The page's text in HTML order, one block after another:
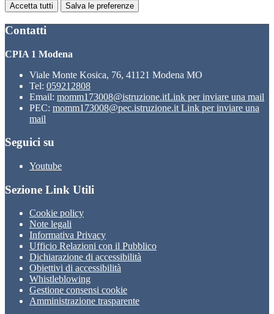
Accetta tutti Salva le preferenze
Contatti
CPIA 1 Modena
Viale Monte Kosica, 76, 41121 Modena MO
Tel: 059212808
Email: momm173008@istruzione.itLink per inviare una mail
PEC: momm173008@pec.istruzione.it Link per inviare una
mail
Seguici su
Youtube
Sezione Link Utili
Cookie policy
Note legali
Informativa Privacy
Ufficio Relazioni con il Pubblico
Dichiarazione di accessibilità
Obiettivi di accessibilità
Whistleblowing
Gestione consensi cookie
Amministrazione trasparente